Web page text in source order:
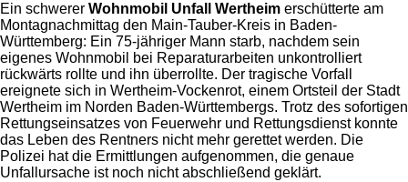
Ein schwerer Wohnmobil Unfall Wertheim erschütterte am
Montagnachmittag den Main-Tauber-Kreis in Baden-
Württemberg: Ein 75-jähriger Mann starb, nachdem sein
eigenes Wohnmobil bei Reparaturarbeiten unkontrolliert
rückwärts rollte und ihn überrollte. Der tragische Vorfall
ereignete sich in Wertheim-Vockenrot, einem Ortsteil der Stadt
Wertheim im Norden Baden-Württembergs. Trotz des sofortigen
Rettungseinsatzes von Feuerwehr und Rettungsdienst konnte
das Leben des Rentners nicht mehr gerettet werden. Die
Polizei hat die Ermittlungen aufgenommen, die genaue
Unfallursache ist noch nicht abschließend geklärt.